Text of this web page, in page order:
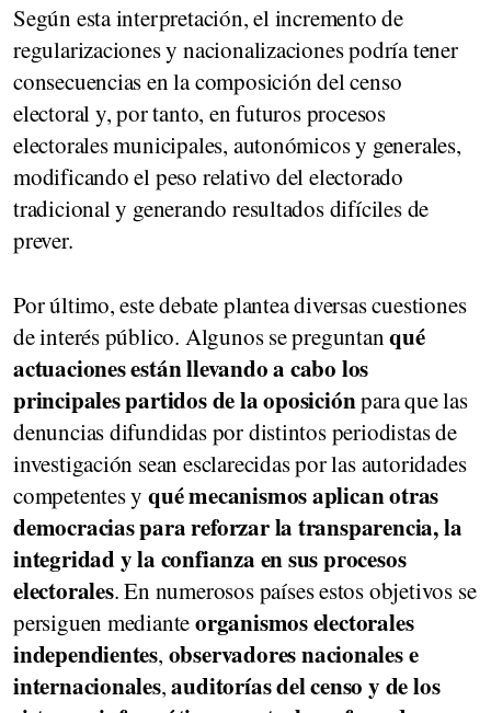
Según esta interpretación, el incremento de
regularizaciones y nacionalizaciones podría tener
consecuencias en la composición del censo
electoral y, por tanto, en futuros procesos
electorales municipales, autonómicos y generales,
modificando el peso relativo del electorado
tradicional y generando resultados difíciles de
prever.
Por último, este debate plantea diversas cuestiones
de interés público. Algunos se preguntanqué
actuaciones están llevando a cabo los
principales partidos de la oposiciónpara que las
denuncias difundidas por distintos periodistas de
investigación sean esclarecidas por las autoridades
competentes yqué mecanismos aplican otras
democracias para reforzar la transparencia, la
integridad y la confianza en sus procesos
electorales. En numerosos países estos objetivos se
persiguen medianteorganismos electorales
independientes, observadores nacionales e
internacionales,auditorías del censo y de los